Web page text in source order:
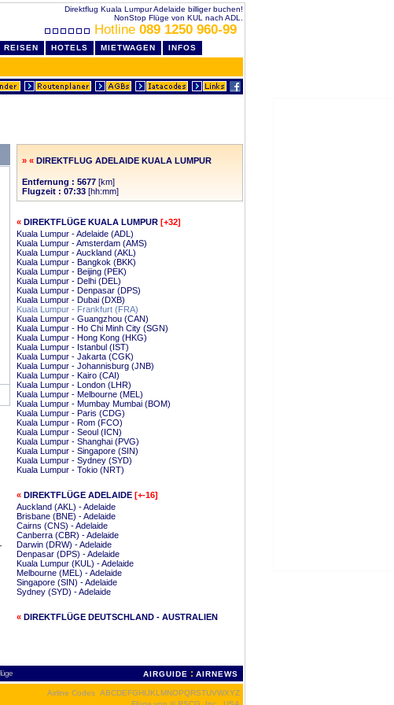
Direktflug Kuala Lumpur Adelaide billiger buchen!
NonStop Flüge von KUL nach ADL.
Hotline 089 1250 960-99
REISEN HOTELS MIETWAGEN INFOS
» « DIREKTFLUG ADELAIDE KUALA LUMPUR
Entfernung : 5677 [km]
Flugzeit : 07:33 [hh:mm]
« DIREKTFLÜGE KUALA LUMPUR [+32]
Kuala Lumpur - Adelaide (ADL)
Kuala Lumpur - Amsterdam (AMS)
Kuala Lumpur - Auckland (AKL)
Kuala Lumpur - Bangkok (BKK)
Kuala Lumpur - Beijing (PEK)
Kuala Lumpur - Delhi (DEL)
Kuala Lumpur - Denpasar (DPS)
Kuala Lumpur - Dubai (DXB)
Kuala Lumpur - Frankfurt (FRA)
Kuala Lumpur - Guangzhou (CAN)
Kuala Lumpur - Ho Chi Minh City (SGN)
Kuala Lumpur - Hong Kong (HKG)
Kuala Lumpur - Istanbul (IST)
Kuala Lumpur - Jakarta (CGK)
Kuala Lumpur - Johannisburg (JNB)
Kuala Lumpur - Kairo (CAI)
Kuala Lumpur - London (LHR)
Kuala Lumpur - Melbourne (MEL)
Kuala Lumpur - Mumbay Mumbai (BOM)
Kuala Lumpur - Paris (CDG)
Kuala Lumpur - Rom (FCO)
Kuala Lumpur - Seoul (ICN)
Kuala Lumpur - Shanghai (PVG)
Kuala Lumpur - Singapore (SIN)
Kuala Lumpur - Sydney (SYD)
Kuala Lumpur - Tokio (NRT)
« DIREKTFLÜGE ADELAIDE [+-16]
Auckland (AKL) - Adelaide
Brisbane (BNE) - Adelaide
Cairns (CNS) - Adelaide
Canberra (CBR) - Adelaide
Darwin (DRW) - Adelaide
Denpasar (DPS) - Adelaide
Kuala Lumpur (KUL) - Adelaide
Melbourne (MEL) - Adelaide
Singapore (SIN) - Adelaide
Sydney (SYD) - Adelaide
« DIREKTFLÜGE DEUTSCHLAND - AUSTRALIEN
AIRGUIDE : AIRNEWS
Airline Codes ABCDEFGHIJKL MNOPQRSTUVWXYZ